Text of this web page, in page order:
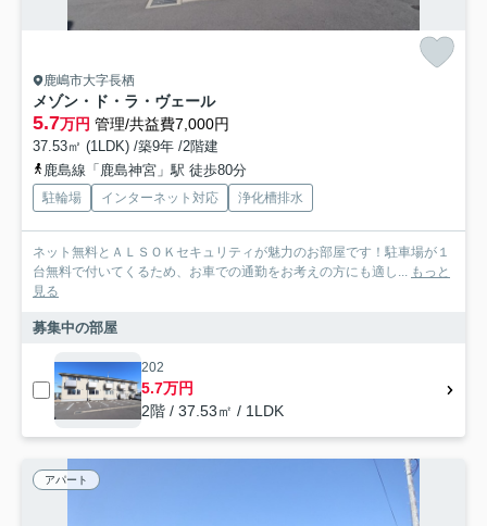
鹿嶋市大字長栖
メゾン・ド・ラ・ヴェール
5.7万円 管理/共益費7,000円
37.53㎡ (1LDK) /築9年 /2階建
鹿島線「鹿島神宮」駅 徒歩80分
駐輪場 インターネット対応 浄化槽排水
ネット無料とＡＬＳＯＫセキュリティが魅力のお部屋です！駐車場が１
台無料で付いてくるため、お車での通勤をお考えの方にも適し... もっと
見る
募集中の部屋
202
5.7万円
2階 / 37.53㎡ / 1LDK
アパート